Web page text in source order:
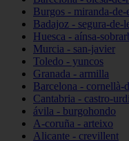
Burgos - miranda-de-
Badajoz - segura-de-
Huesca - aínsa-
Murcia - san-javier
Toledo - yuncos
Granada - armilla
Barcelona - cornellà-
Cantabria - castro-
ávila - burgohondo
A-coruña - arteixo
Alicante - crevillent